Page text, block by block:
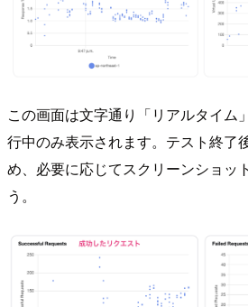
この画面は文字通り「リアルタイム
行中のみ表示されます。テスト終了
め、必要に応じてスクリーンショッ
う。